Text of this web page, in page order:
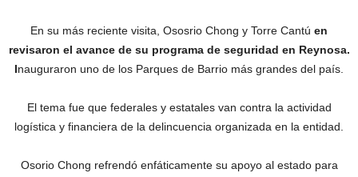
En su más reciente visita, Ososrio Chong y Torre Cantú en
revisaron el avance de su programa de seguridad en Reynosa.
Inauguraron uno de los Parques de Barrio más grandes del país.
El tema fue que federales y estatales van contra la actividad
logística y financiera de la delincuencia organizada en la entidad.
Osorio Chong refrendó enfáticamente su apoyo al estado para